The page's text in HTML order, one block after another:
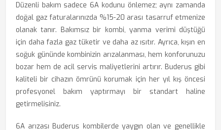
Düzenli bakım sadece 6A kodunu önlemez; aynı zamanda
doğal gaz faturalarınızda %15-20 arası tasarruf etmenize
olanak tanır. Bakımsız bir kombi, yanma verimi düştüğü
için daha fazla gaz tüketir ve daha az ısıtır. Ayrıca, kışın en
soğuk gününde kombinizin arızalanması, hem konforunuzu
bozar hem de acil servis maliyetlerini artırır. Buderus gibi
kaliteli bir cihazın ömrünü korumak için her yıl kış öncesi
profesyonel bakım yaptırmayı bir standart haline
getirmelisiniz.
6A arızası Buderus kombilerde yaygın olan ve genellikle